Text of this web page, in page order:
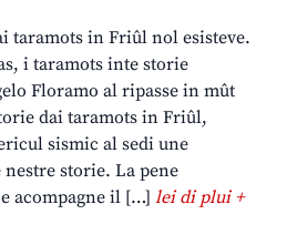
taramots in Friûl nol esisteve.
i taramots inte storie
Floramo al ripasse in mût
dai taramots in Friûl,
sismic al sedi une
storie. La pene
acompagne il […] lei di plui +